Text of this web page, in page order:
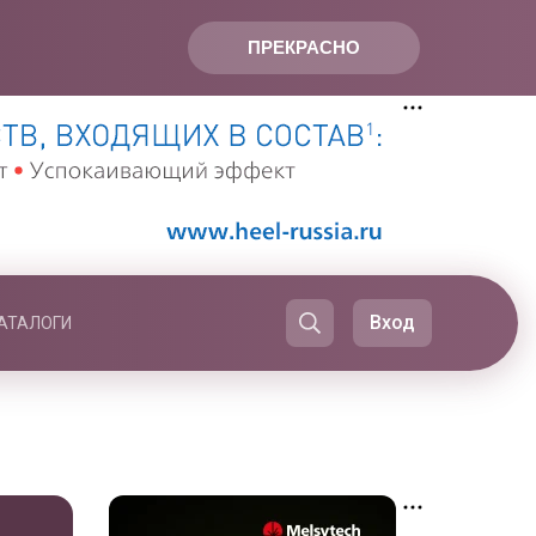
ПРЕКРАСНО
Вход